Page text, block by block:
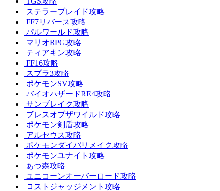
ステラーブレイド攻略
FF7リバース攻略
パルワールド攻略
マリオRPG攻略
ティアキン攻略
FF16攻略
スプラ3攻略
ポケモンSV攻略
バイオハザードRE4攻略
サンブレイク攻略
ブレスオブザワイルド攻略
ポケモン剣盾攻略
アルセウス攻略
ポケモンダイパリメイク攻略
ポケモンユナイト攻略
あつ森攻略
ユニコーンオーバーロード攻略
ロストジャッジメント攻略